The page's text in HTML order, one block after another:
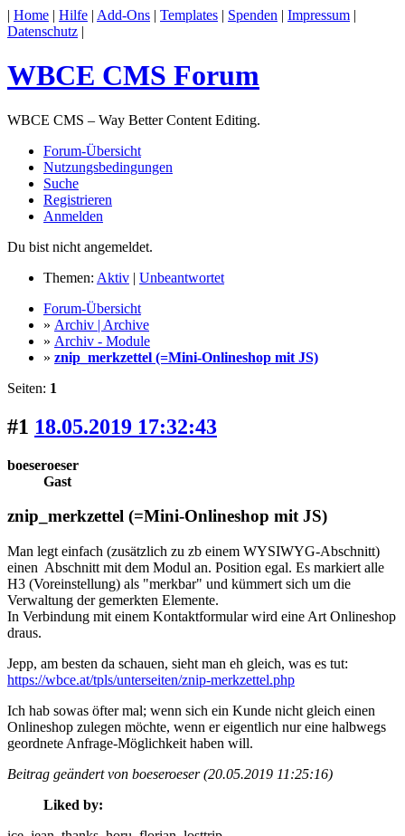
| Home | Hilfe | Add-Ons | Templates | Spenden | Impressum |
Datenschutz |
WBCE CMS Forum
WBCE CMS – Way Better Content Editing.
Forum-Übersicht
Nutzungsbedingungen
Suche
Registrieren
Anmelden
Du bist nicht angemeldet.
Themen: Aktiv | Unbeantwortet
Forum-Übersicht
» Archiv | Archive
» Archiv - Module
» znip_merkzettel (=Mini-Onlineshop mit JS)
Seiten: 1
#1 18.05.2019 17:32:43
boeseroeser
Gast
znip_merkzettel (=Mini-Onlineshop mit JS)
Man legt einfach (zusätzlich zu zb einem WYSIWYG-Abschnitt)
einen Abschnitt mit dem Modul an. Position egal. Es markiert alle
H3 (Voreinstellung) als "merkbar" und kümmert sich um die
Verwaltung der gemerkten Elemente.
In Verbindung mit einem Kontaktformular wird eine Art Onlineshop
draus.
Jepp, am besten da schauen, sieht man eh gleich, was es tut:
https://wbce.at/tpls/unterseiten/znip-merkzettel.php
Ich hab sowas öfter mal; wenn sich ein Kunde nicht gleich einen
Onlineshop zulegen möchte, wenn er eigentlich nur eine halbwegs
geordnete Anfrage-Möglichkeit haben will.
Beitrag geändert von boeseroeser (20.05.2019 11:25:16)
Liked by: